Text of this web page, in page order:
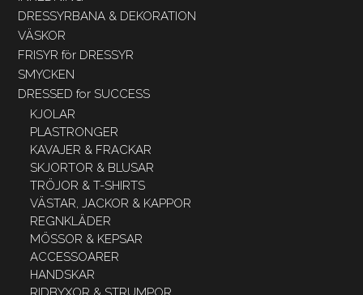
DRESSYRBANA & DEKORATION
VÄSKOR
FRISYR för DRESSYR
SMYCKEN
DRESSED for SUCCESS
KJOLAR
PLASTRONGER
KAVAJER & FRACKAR
SKJORTOR & BLUSAR
TRÖJOR & T-SHIRTS
VÄSTAR, JACKOR & KAPPOR
REGNKLÄDER
MÖSSOR & KEPSAR
ACCESSOARER
HANDSKAR